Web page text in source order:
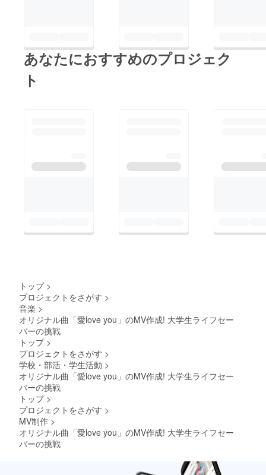
あなたにおすすめのプロジェク
ト
トップ >
プロジェクトをさがす >
音楽 >
オリジナル曲「愛love you」のMV作成! 大学生ライフセー
バーの挑戦
トップ >
プロジェクトをさがす >
学校・部活・学生活動 >
オリジナル曲「愛love you」のMV作成! 大学生ライフセー
バーの挑戦
トップ >
プロジェクトをさがす >
MV制作 >
オリジナル曲「愛love you」のMV作成! 大学生ライフセー
バーの挑戦